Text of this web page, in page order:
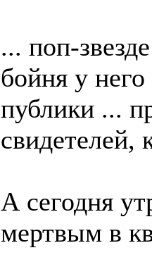
... поп-
бойня у
публики ...
свидетелей,
А сегодня
мертвым в